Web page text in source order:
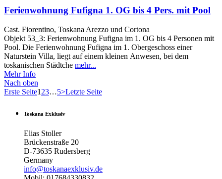
Ferienwohnung Fufigna 1. OG bis 4 Pers. mit Pool
Cast. Fiorentino, Toskana Arezzo und Cortona
Objekt 53_3: Ferienwohnung Fufigna im 1. OG bis 4 Personen mit
Pool. Die Ferienwohnung Fufigna im 1. Obergeschoss einer
Naturstein Villa, liegt auf einem kleinen Anwesen, bei dem
toskanischen Städtche mehr...
Mehr Info
Nach oben
Erste Seite1 23…5>Letzte Seite
Toskana Exklusiv
Elias Stoller
Brückenstraße 20
D-73635 Rudersberg
Germany
info@toskanaexklusiv.de